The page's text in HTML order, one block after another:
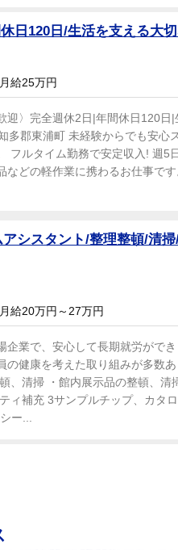
日120日/生活を支える大
給25万円
迎〉完全週休2日|年間休日120
多郡東浦町 未経験からでも安心
フルタイム勤務で安定収入! 週5
などの軽作業に携わるお仕事で
シスタント/整理整頓/清
給20万円～27万円
企業で、安心して長期就労がで
健康を考えた取り組みが多数あ
、清掃 ・館内展示品の整頓、清
ィ補充 3サンプルチップ、カタ
ー...